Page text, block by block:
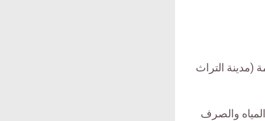
(مدينة التراث
والصرف